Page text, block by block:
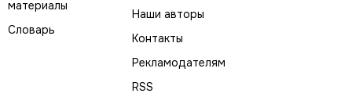
материалы
Словарь
Наши авторы
Контакты
Рекламодателям
RSS